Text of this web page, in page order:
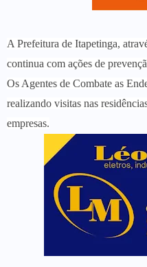
A Prefeitura de Itapetinga,
continua com ações de
Os Agentes de Combate as
realizando visitas nas
empresas.